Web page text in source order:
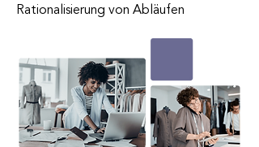
Rationalisierung von Abläufen